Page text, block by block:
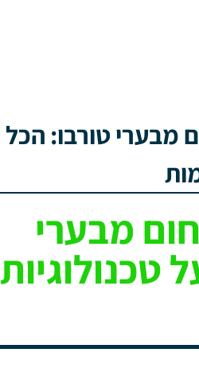
מבערי טורבו: הכל
מבערי
טכנולוגיות